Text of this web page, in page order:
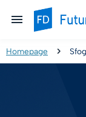
Homepage